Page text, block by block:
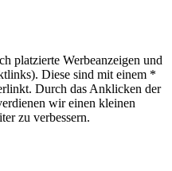
platzierte Werbeanzeigen und
Diese sind mit einem *
Durch das Anklicken der
wir einen kleinen
zu verbessern.